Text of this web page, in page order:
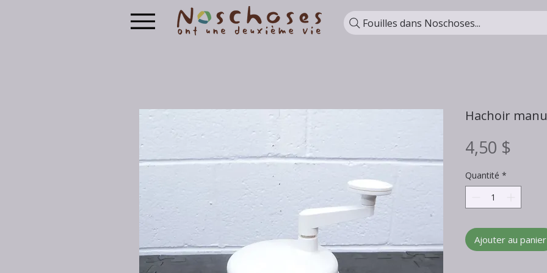
Fouilles dans Noschoses...
Hachoir
4,50 $
Quantité *
Ajouter au panier